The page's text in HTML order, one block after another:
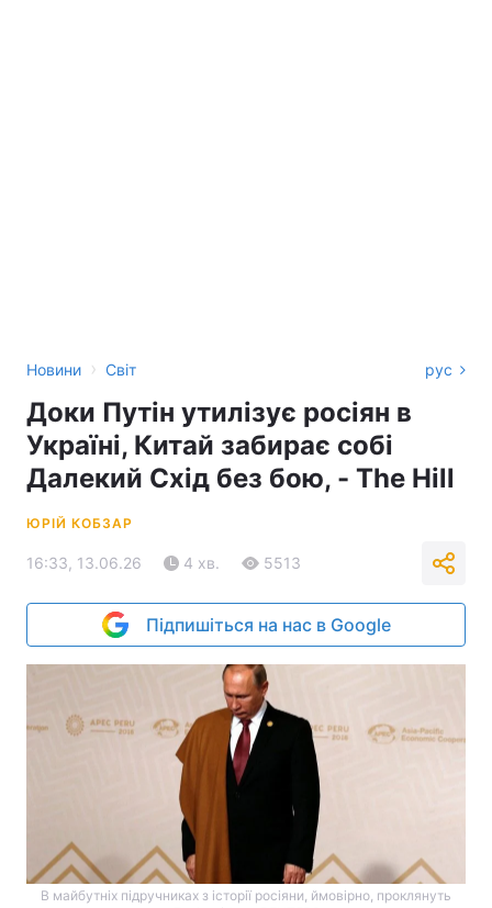
Новини › Світ рус
Доки Путін утилізує росіян в
Україні, Китай забирає собі
Далекий Схід без бою, - The Hill
ЮРІЙ КОБЗАР
16:33, 13.06.26 4 хв. 5513
Підпишіться на нас в Google
В майбутніх підручниках з історії росіяни, ймовірно, проклянуть